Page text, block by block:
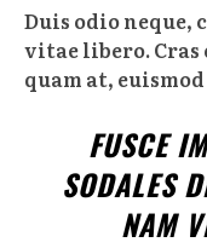
Duis odio neque,
vitae libero. Cras
quam at,
FUSCE
SODALES
NAM